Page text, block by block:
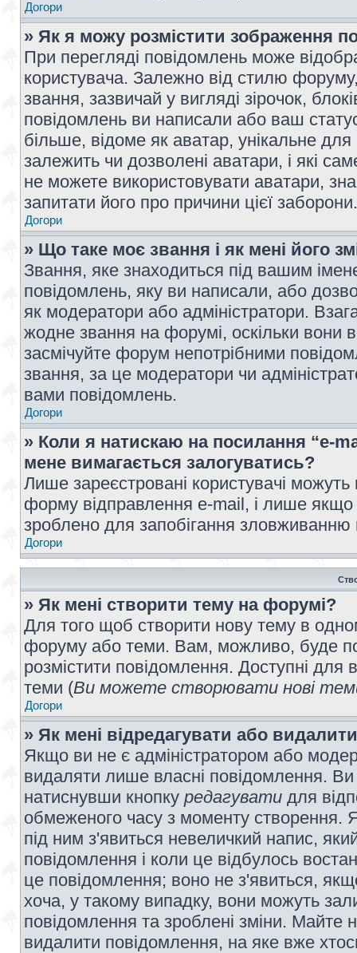
Догори
» Як я можу розмістити зображення
При перегляді повідомлень може
користувача. Залежно від стилю
звання, зазвичай у вигляді зірочок,
повідомлень ви написали або ваш
більше, відоме як аватар, унікальне
залежить чи дозволені аватари, і які
не можете використовувати аватари,
запитати його про причини цієї заборони.
Догори
» Що таке моє звання і як мені його
Звання, яке знаходиться під вашим
повідомлень, яку ви написали, або
як модератори або адміністратори.
жодне звання на форумі, оскільки вони
засмічуйте форум непотрібними
звання, за це модератори чи
вами повідомлень.
Догори
» Коли я натискаю на посилання “e-
мене вимагається залогуватись?
Лише зареєстровані користувачі
форму відправлення e-mail, і лише
зроблено для запобігання
Догори
» Як мені створити тему на форумі?
Для того щоб створити нову тему в
форуму або теми. Вам, можливо, буде
розмістити повідомлення. Доступні для
теми (Ви можете створювати нові
Догори
» Як мені відредагувати або
Якщо ви не є адміністратором або
видаляти лише власні повідомлення.
натиснувши кнопку редагувати для
обмеженого часу з моменту створення.
під ним з'явиться невеличкий напис,
повідомлення і коли це відбулось
це повідомлення; воно не з'явиться,
хоча, у такому випадку, вони можуть
повідомлення та зроблені зміни. Майте
видалити повідомлення, на яке вже